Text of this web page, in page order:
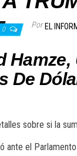
0 Por EL
De
sobre si la
ante el